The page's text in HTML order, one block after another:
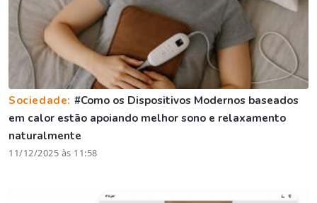
Sociedade: #Como os Dispositivos Modernos baseados
em calor estão apoiando melhor sono e relaxamento
naturalmente
11/12/2025 às 11:58